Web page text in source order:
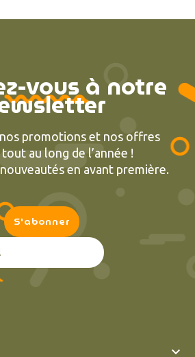
vous à notre
promotions et nos offres
au long de l’année !
en avant première.
